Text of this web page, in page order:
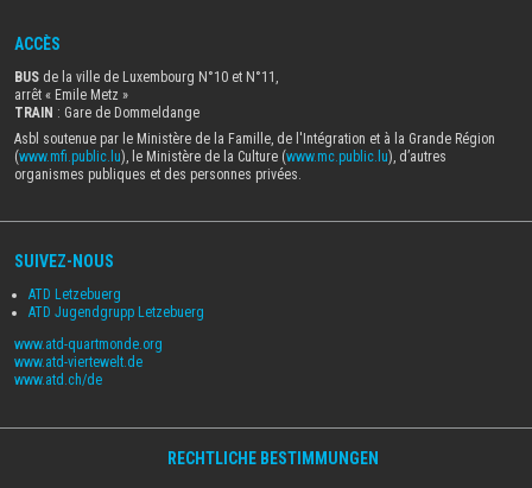
SUIVEZ-NOUS
ATD Letzebuerg
ATD Jugendgrupp Letzebuerg
www.atd-quartmonde.org
www.atd-viertewelt.de
www.atd.ch/de
ACCÈS
BUS de la ville de Luxembourg N°10 et N°11,
arrêt « Emile Metz »
TRAIN : Gare de Dommeldange
Asbl soutenue par le Ministère de la Famille, de l'Intégration et à la Grande Région
(www.mfi.public.lu), le Ministère de la Culture (www.mc.public.lu), d’autres
organismes publiques et des personnes privées.
RECHTLICHE BESTIMMUNGEN